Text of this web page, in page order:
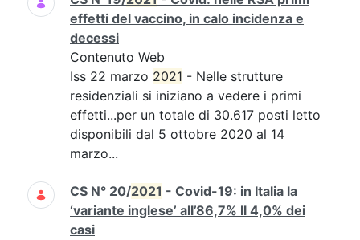
effetti del vaccino, in calo incidenza e
decessi
Contenuto Web
Iss 22 marzo 2021 - Nelle strutture
residenziali si iniziano a vedere i primi
effetti...per un totale di 30.617 posti letto
disponibili dal 5 ottobre 2020 al 14
marzo...
CS N° 20/2021 - Covid-19: in Italia la
‘variante inglese’ all’86,7% Il 4,0% dei
casi